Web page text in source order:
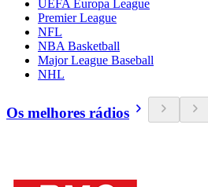
UEFA Europa League
Premier League
NFL
NBA Basketball
Major League Baseball
NHL
Os melhores rádios